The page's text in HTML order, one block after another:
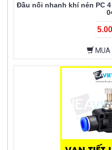
Đầu nối nhanh khí nén PC 4
MUA